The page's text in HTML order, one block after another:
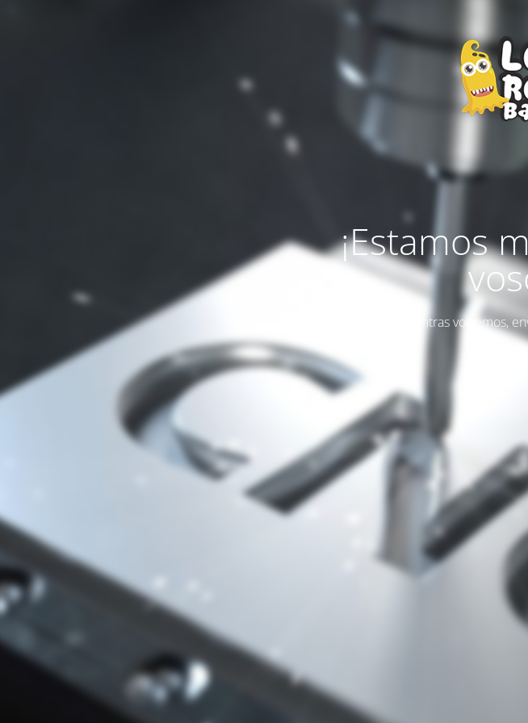
¡Estamos
Si necesitas algo mientras volvemos,